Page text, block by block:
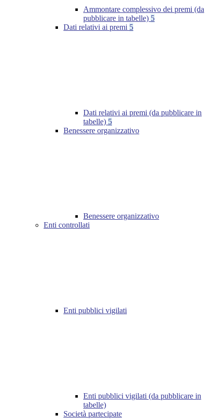
Ammontare complessivo dei premi (da
pubblicare in tabelle) 5
Dati relativi ai premi 5
Dati relativi ai premi (da pubblicare in
tabelle) 5
Benessere organizzativo
Benessere organizzativo
Enti controllati
Enti pubblici vigilati
Enti pubblici vigilati (da pubblicare in
tabelle)
Società partecipate